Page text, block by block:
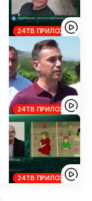
24ТВ ПРИЛОЗИ
24ТВ ПРИЛОЗИ
24ТВ ПРИЛОЗИ